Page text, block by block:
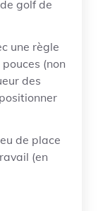
golf de
une règle
(non
des
de place
(en